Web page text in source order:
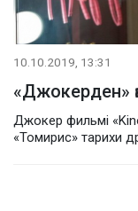
10.10.2019, 13:31
«Джокерден»
Джокер фильмі
«Томирис» тарихи